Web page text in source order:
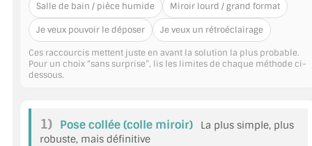
MIROIR POUR PORTE
MIROIR DE SALLE DE BAIN
MIROIR PAROI DE DOUCHE
MIROIR POUR SALLE DE SPORT
MIROIR POUR SALLE DE DANSE
Salle de bain / pièce humide Miroir lourd / grand format
Je veux pouvoir le déposer Je veux un rétroéclairage
Ces raccourcis mettent juste en avant la solution la plus probable.
Pour un choix “sans surprise”, lis les limites de chaque méthode ci-
dessous.
1) Pose collée (colle miroir)
La plus simple, plus
robuste, mais définitive